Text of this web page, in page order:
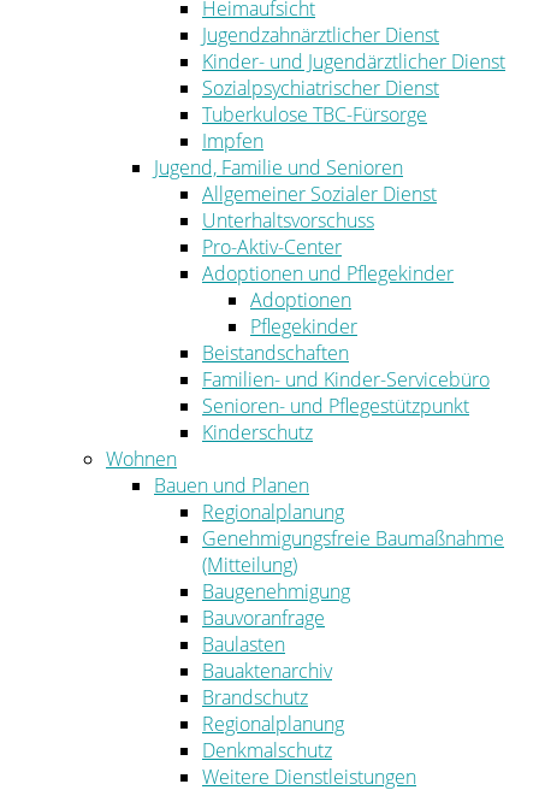
Heimaufsicht
Jugendzahnärztlicher Dienst
Kinder- und Jugendärztlicher Dienst
Sozialpsychiatrischer Dienst
Tuberkulose TBC-Fürsorge
Impfen
Jugend, Familie und Senioren
Allgemeiner Sozialer Dienst
Unterhaltsvorschuss
Pro-Aktiv-Center
Adoptionen und Pflegekinder
Adoptionen
Pflegekinder
Beistandschaften
Familien- und Kinder-Servicebüro
Senioren- und Pflegestützpunkt
Kinderschutz
Wohnen
Bauen und Planen
Regionalplanung
Genehmigungsfreie Baumaßnahme
(Mitteilung)
Baugenehmigung
Bauvoranfrage
Baulasten
Bauaktenarchiv
Brandschutz
Regionalplanung
Denkmalschutz
Weitere Dienstleistungen